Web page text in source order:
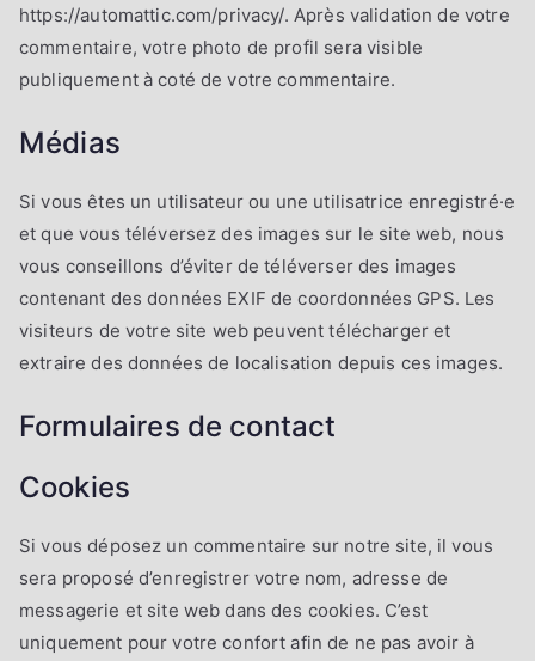
https://automattic.com/privacy/. Après validation de votre
commentaire, votre photo de profil sera visible
publiquement à coté de votre commentaire.
Médias
Si vous êtes un utilisateur ou une utilisatrice enregistré·e
et que vous téléversez des images sur le site web, nous
vous conseillons d’éviter de téléverser des images
contenant des données EXIF de coordonnées GPS. Les
visiteurs de votre site web peuvent télécharger et
extraire des données de localisation depuis ces images.
Formulaires de contact
Cookies
Si vous déposez un commentaire sur notre site, il vous
sera proposé d’enregistrer votre nom, adresse de
messagerie et site web dans des cookies. C’est
uniquement pour votre confort afin de ne pas avoir à